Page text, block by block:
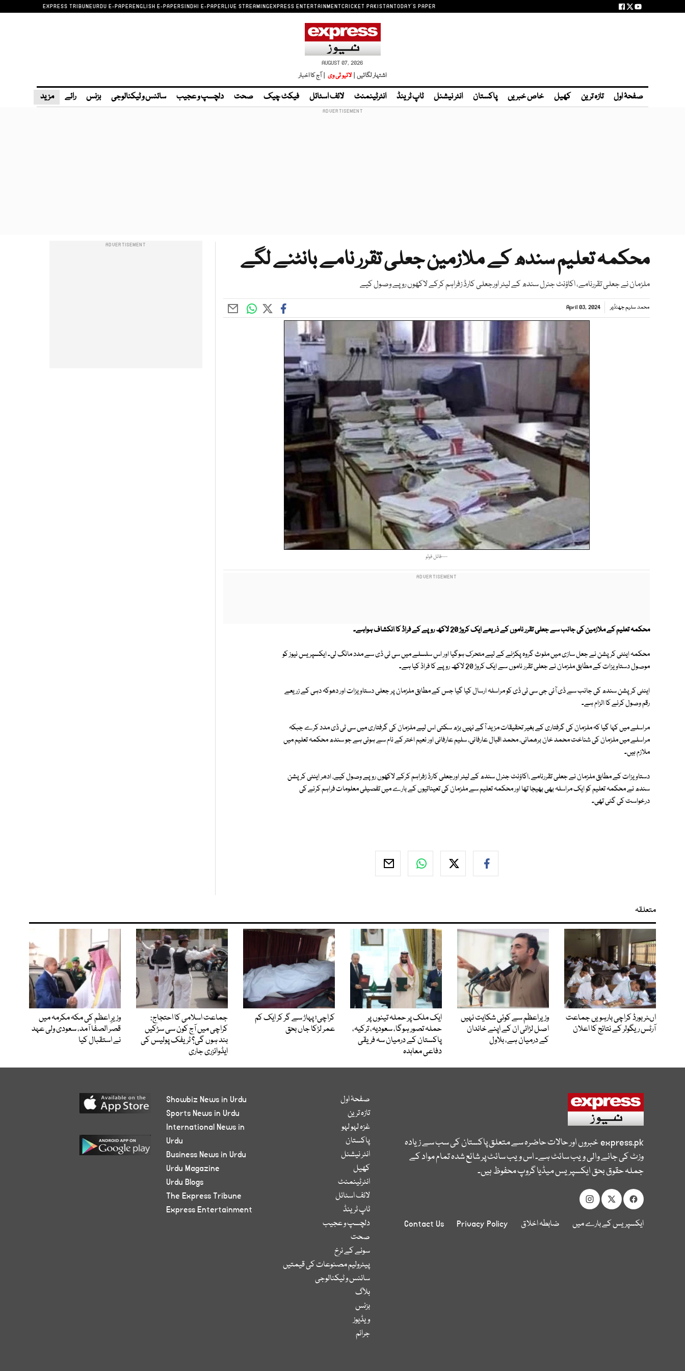
EXPRESS TRIBUNEURDU E-PAPERENGLISH E-PAPERSINDHI E-PAPERLIVE STREAMINGEXPRESS ENTERTAINMENTCRICKET PAKISTANTODAY'S PAPER
AUGUST 07, 2026
اشتہار لگائیں | لائیو ٹی وی | آج کا اخبار
صفحۂ اول تازہ ترین کھیل خاص خبریں پاکستان انٹر نیشنل ٹاپ ٹرینڈ انٹرٹینمنٹ لائف اسٹائل فیکٹ چیک صحت دلچسپ و عجیب سائنس و ٹیکنالوجی بزنس رائے مزید
محکمہ تعلیم سندھ کے ملازمین جعلی تقرر نامے بانٹنے لگے
ملزمان نے جعلی تقررنامے، اکاؤنٹ جنرل سندھ کے لیٹر اورجعلی کارڈ زفراہم کرکے لاکھوں روپے وصول کیے
محمد سلیم جھنڈیر April 03, 2024
—فائل فوٹو
محکمہ تعلیم کے ملازمین کی جانب سے جعلی تقرر ناموں کے ذریعے ایک کروڑ 20 لاکھ روپے کے فراڈ کا انکشاف ہواہے۔
محکمہ اینٹی کرپشن نے جعل سازی میں ملوث گروہ پکڑنے کے لیے متحرک ہوگیا اور اس سلسلے میں سی ٹی ڈی سے مدد مانگ لی۔ ایکسپریس نیوز کو
موصول دستاویزات کے مطابق ملزمان نے جعلی تقرر ناموں سے ایک کروڑ 20 لاکھ روپے کا فراڈ کیا ہے۔
اینٹی کرپشن سندھ کی جانب سے ڈی آئی جی سی ٹی ڈی کو مراسلہ ارسال کیا گیا جس کے مطابق ملزمان پر جعلی دستاویزات اور دھوکہ دہی کے زریعے
رقم وصول کرنے کا الزام ہے۔
مراسلے میں کہا گیا کہ ملزمان کی گرفتاری کے بغیر تحقیقات مزید آگے نہیں بڑھ سکتی اس لیے ملزمان کی گرفتاری میں سی ٹی ڈی مدد کرے جبکہ
مراسلے میں ملزمان کی شناخت محمد خان برھمانی، محمد اقبال عارفانی، سلیم عارفانی اور نعیم اختر کے نام سے ہوئی ہے جو سندھ محکمہ تعلیم میں
ملازم ہیں۔
دستاویزات کے مطابق ملزمان نے جعلی تقررنامے ،اکاؤنٹ جنرل سندھ کے لیٹر اورجعلی کارڈ زفراہم کرکے لاکھوں روپے وصول کیے، ادھر اینٹی کرپشن
سندھ نے محکمہ تعلیم کو ایک مراسلہ بھی بھیجا تھا اور محکمہ تعلیم سے ملزمان کی تعیناتیوں کے بارے میں تفصیلی معلومات فراہم کرنے کی
درخواست کی گئی تھی۔
متعلقہ
اںٹر بورڈ کراچی بارہویں جماعت
آرٹس ریگولر کے نتائج کا اعلان
وزیراعظم سے کوئی شکایت نہیں
اصل لڑائی ان کے اپنے خاندان
کے درمیان ہے، بلاول
ایک ملک پر حملہ تینوں پر
حملہ تصور ہوگا، سعودیہ، ترکیہ،
پاکستان کے درمیان سہ فریقی
دفاعی معاہدہ
کراچی؛ پہاڑ سے گر کر ایک کم
عمر لڑکا جاں بحق
جماعت اسلامی کا احتجاج:
کراچی میں آج کون سی سڑکیں
بند ہوں گی؟ ٹریفک پولیس کی
ایڈوائزری جاری
وزیرِ اعظم کی مکہ مکرمہ میں
قصر الصفا آمد، سعودی ولی عہد
نے استقبال کیا
express.pkخبروں اور حالات حاضرہ سے متعلق پاکستان کی سب سے زیادہ
وزٹ کی جانے والی ویب سائٹ ہے۔ اس ویب سائٹ پر شائع شدہ تمام مواد کے
جملہ حقوق بحق ایکسپریس میڈیا گروپ محفوظ ہیں۔
ایکسپریس کے بارے میں ضابطہ اخلاق Privacy Policy
Contact Us
صفحۂ اول
تازہ ترین
غزہ لہو لہو
پاکستان
انٹر نیشنل
کھیل
انٹرٹینمنٹ
لائف اسٹائل
ٹاپ ٹرینڈ
دلچسپ و عجیب
صحت
سونے کے نرخ
پیٹرولیم مصنوعات کی قیمتیں
سائنس و ٹیکنالوجی
بلاگ
بزنس
ویڈیوز
جرائم
Showbiz News in Urdu
Sports News in Urdu
International News in
Urdu
Business News in Urdu
Urdu Magazine
Urdu Blogs
The Express Tribune
Express Entertainment